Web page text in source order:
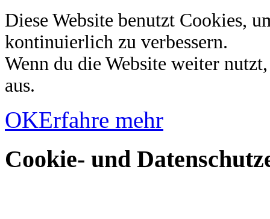
Diese Website benutzt Cookies,
kontinuierlich zu verbessern.
Wenn du die Website weiter
aus.
OKErfahre mehr
Cookie- und